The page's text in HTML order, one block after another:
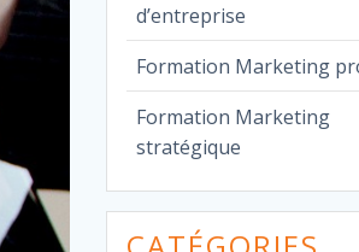
d’entreprise
Formation Marketing
Formation Marketing
stratégique